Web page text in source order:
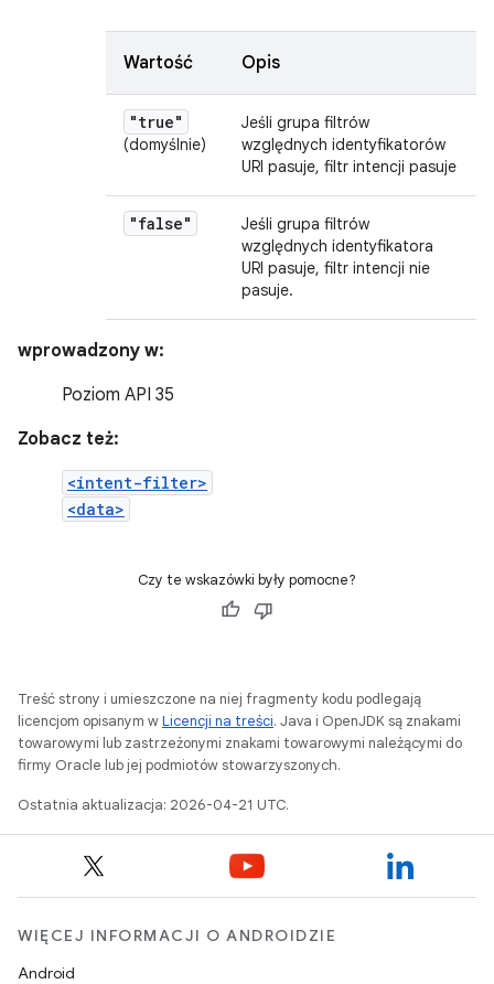
Wartość Opis
"true"
(domyślnie)
Jeśli grupa filtrów
względnych identyfikatorów
URI pasuje, filtr intencji pasuje
"false"
Jeśli grupa filtrów
względnych identyfikatora
URI pasuje, filtr intencji nie
pasuje.
wprowadzony w:
Poziom API 35
Zobacz też:
<intent-filter>
<data>
Czy te wskazówki były pomocne?
Treść strony i umieszczone na niej fragmenty kodu podlegają
licencjom opisanym wLicencji na treści. Java i OpenJDK są znakami
towarowymi lub zastrzeżonymi znakami towarowymi należącymi do
firmy Oracle lub jej podmiotów stowarzyszonych.
Ostatnia aktualizacja: 2026-04-21 UTC.
WIĘCEJ INFORMACJI O ANDROIDZIE
Android